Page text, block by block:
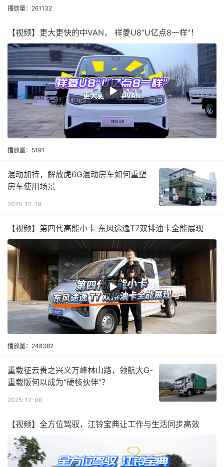
播放量：261132
【视频】更大更快的中VAN， 祥菱U8“U亿点8一样”！
播放量：5191
混动加持，解放虎6G混动房车如何重塑
房车使用场景
2025-12-19
【视频】第四代高能小卡 东风途逸T7双排油卡全能展现
播放量：248382
重载征云贵之兴义万峰林山路，领航大G-
重载版何以成为“硬核伙伴”？
2025-12-08
【视频】全方位驾驭，江铃宝典让工作与生活同步高效